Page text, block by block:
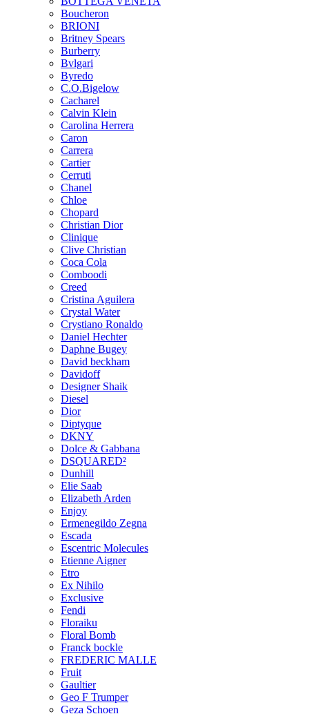
Boucheron
BRIONI
Britney Spears
Burberry
Bvlgari
Byredo
C.O.Bigelow
Cacharel
Calvin Klein
Carolina Herrera
Caron
Carrera
Cartier
Cerruti
Chanel
Chloe
Chopard
Christian Dior
Clinique
Clive Christian
Coca Cola
Comboodi
Creed
Cristina Aguilera
Crystal Water
Crystiano Ronaldo
Daniel Hechter
Daphne Bugey
David beckham
Davidoff
Designer Shaik
Diesel
Dior
Diptyque
DKNY
Dolce & Gabbana
DSQUARED²
Dunhill
Elie Saab
Elizabeth Arden
Enjoy
Ermenegildo Zegna
Escada
Escentric Molecules
Etienne Aigner
Etro
Ex Nihilo
Exclusive
Fendi
Floraiku
Floral Bomb
Franck bockle
FREDERIC MALLE
Fruit
Gaultier
Geo F Trumper
Geza Schoen